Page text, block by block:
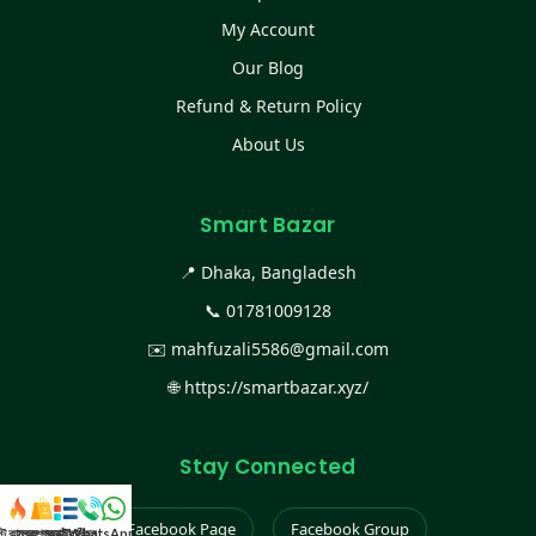
My Account
Our Blog
Refund & Return Policy
About Us
Smart Bazar
📍 Dhaka, Bangladesh
📞 01781009128
✉️ mahfuzali5586@gmail.com
🌐 https://smartbazar.xyz/
Stay Connected
Facebook Page Facebook Group